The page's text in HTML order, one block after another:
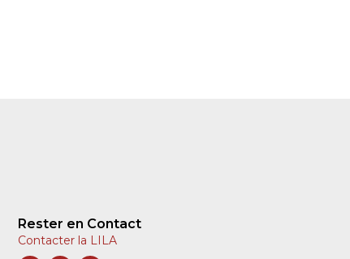
Rester en Contact
Contacter la LILA